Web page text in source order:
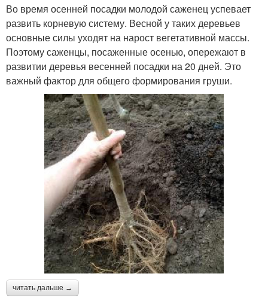
Во время осенней посадки молодой саженец успевает
развить корневую систему. Весной у таких деревьев
основные силы уходят на нарост вегетативной массы.
Поэтому саженцы, посаженные осенью, опережают в
развитии деревья весенней посадки на 20 дней. Это
важный фактор для общего формирования груши.
читать дальше →